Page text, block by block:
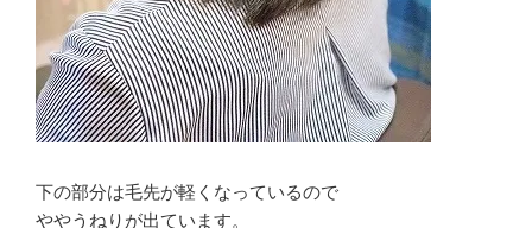
下の部分は毛先が軽くなっているので
ややうねりが出ています。